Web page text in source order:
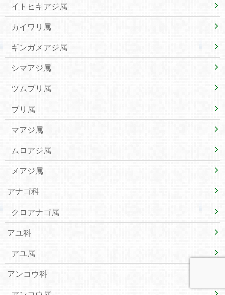
イトヒキアジ属
カイワリ属
ギンガメアジ属
シマアジ属
ツムブリ属
ブリ属
マアジ属
ムロアジ属
メアジ属
アナゴ科
クロアナゴ属
アユ科
アユ属
アンコウ科